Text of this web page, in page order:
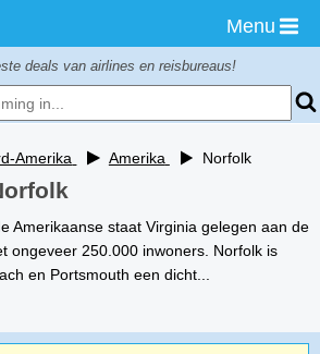
Menu
deals van airlines en reisbureaus!
Amerika Amerika Norfolk
Amerikaanse staat Virginia gelegen aan de
ongeveer 250.000 inwoners. Norfolk is
en Portsmouth een dicht...